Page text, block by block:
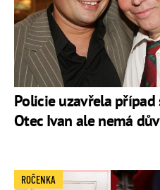
Policie uzavřela případ
Otec Ivan ale nemá
ROČENKA